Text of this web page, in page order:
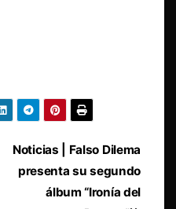
Noticias | Falso Dilema
presenta su segundo
álbum “Ironía del